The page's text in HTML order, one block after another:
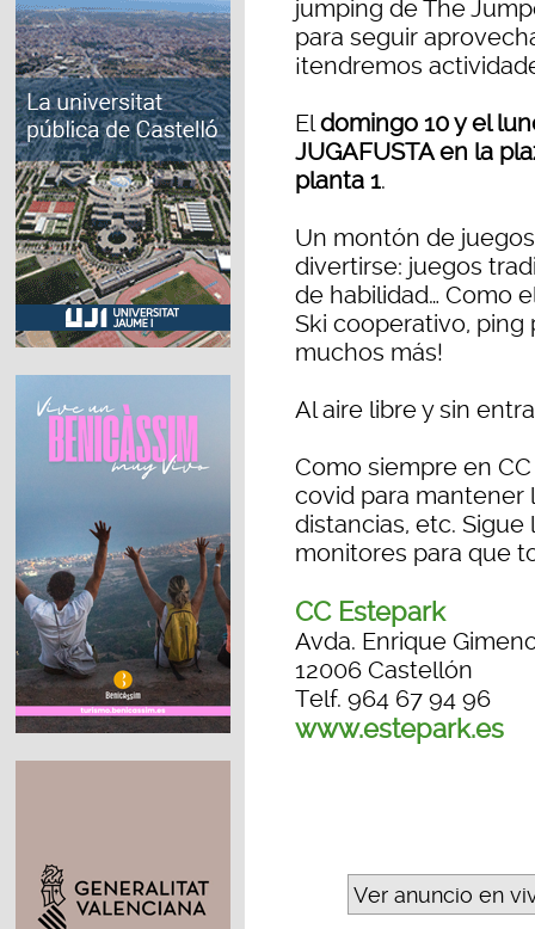
jumping de The
para seguir
¡tendremos
Eldomingo 10 y el
JUGAFUSTA en la
planta 1.
Un montón de
divertirse: juegos
de habilidad… Como
Ski cooperativo, ping
muchos más!
Al aire libre y sin
Como siempre en
covid para mantener
distancias, etc.
monitores para que
CC Estepark
Avda. Enrique
12006 Castellón
Telf. 964 67 94 96
www.estepark.es
Ver anuncio en